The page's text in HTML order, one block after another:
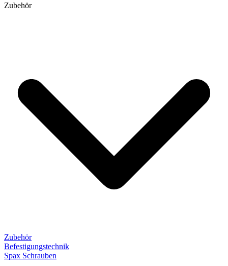
Zubehör
Zubehör
Befestigungstechnik
Spax Schrauben